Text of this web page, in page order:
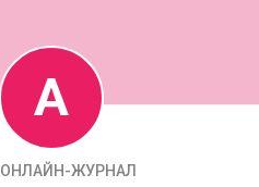
А
ОНЛАЙН-ЖУРНАЛ